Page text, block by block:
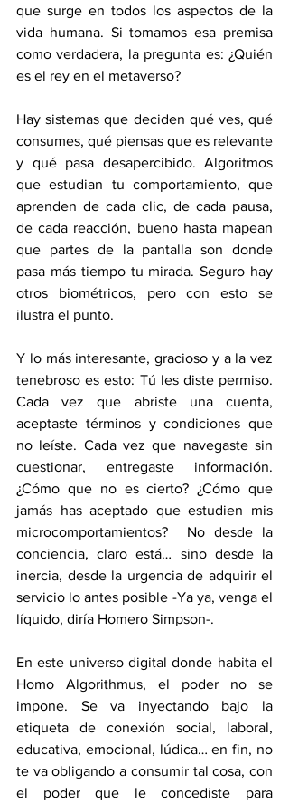
que surge en todos los aspectos de la
vida humana. Si tomamos esa premisa
como verdadera, la pregunta es: ¿Quién
es el rey en el metaverso?
Hay sistemas que deciden qué ves, qué
consumes, qué piensas que es relevante
y qué pasa desapercibido. Algoritmos
que estudian tu comportamiento, que
aprenden de cada clic, de cada pausa,
de cada reacción, bueno hasta mapean
que partes de la pantalla son donde
pasa más tiempo tu mirada. Seguro hay
otros biométricos, pero con esto se
ilustra el punto.
Y lo más interesante, gracioso y a la vez
tenebroso es esto: Tú les diste permiso.
Cada vez que abriste una cuenta,
aceptaste términos y condiciones que
no leíste. Cada vez que navegaste sin
cuestionar, entregaste información.
¿Cómo que no es cierto? ¿Cómo que
jamás has aceptado que estudien mis
microcomportamientos?  No desde la
conciencia, claro está… sino desde la
inercia, desde la urgencia de adquirir el
servicio lo antes posible -Ya ya, venga el
líquido, diría Homero Simpson-.
En este universo digital donde habita el
Homo Algorithmus, el poder no se
impone. Se va inyectando bajo la
etiqueta de conexión social, laboral,
educativa, emocional, lúdica… en fin, no
te va obligando a consumir tal cosa, con
el poder que le concediste para